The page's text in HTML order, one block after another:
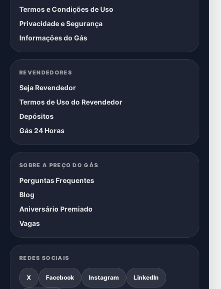
Termos e Condições de Uso
Privacidade e Segurança
Informações do Gás
REVENDEDORES
Seja Revendedor
Termos de Uso do Revendedor
Depósitos
Gás 24 Horas
SOBRE A PREÇO DO GÁS
Perguntas Frequentes
Blog
Aniversário Premiado
Vagas
REDES SOCIAIS
X Facebook Instagram LinkedIn